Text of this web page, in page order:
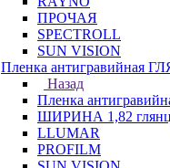
ПРОЧАЯ
SPECTROLL
SUN VISION
Пленка антигравийная
Назад
Пленка
ШИРИНА 1,82
LLUMAR
PROFILM